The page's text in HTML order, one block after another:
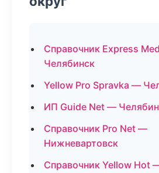
Справочник Express
Челябинск
Yellow Pro Spravka —
ИП Guide Net —
Справочник Pro Net —
Нижневартовск
Справочник Yellow Hot